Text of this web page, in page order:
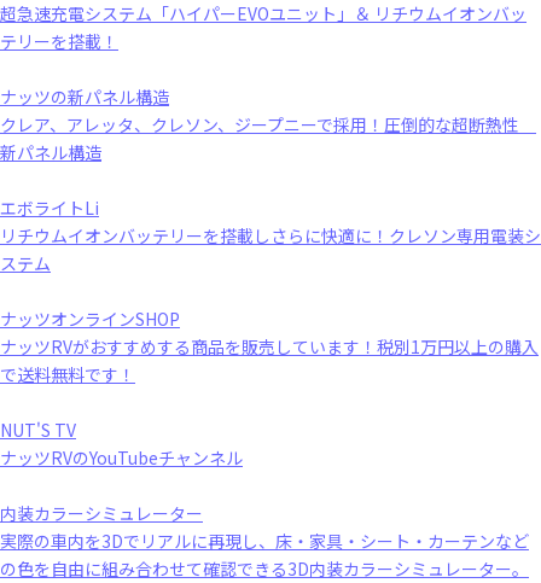
超急速充電システム「ハイパーEVOユニット」＆ リチウムイオンバッ
テリーを搭載！
ナッツの新パネル構造
クレア、アレッタ、クレソン、ジープニーで採用！圧倒的な超断熱性
新パネル構造
エボライトLi
リチウムイオンバッテリーを搭載しさらに快適に！クレソン専用電装シ
ステム
ナッツオンラインSHOP
ナッツRVがおすすめする商品を販売しています！税別1万円以上の購入
で送料無料です！
NUT'S TV
ナッツRVのYouTubeチャンネル
内装カラーシミュレーター
実際の車内を3Dでリアルに再現し、床・家具・シート・カーテンなど
の色を自由に組み合わせて確認できる3D内装カラーシミュレーター。